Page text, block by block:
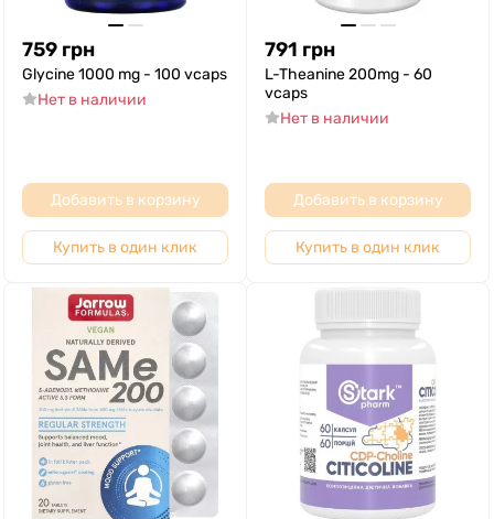
759 грн
Glycine 1000 mg - 100 vcaps
Нет в наличии
Добавить в корзину
Купить в один клик
791 грн
L-Theanine 200mg - 60
vcaps
Нет в наличии
Добавить в корзину
Купить в один клик